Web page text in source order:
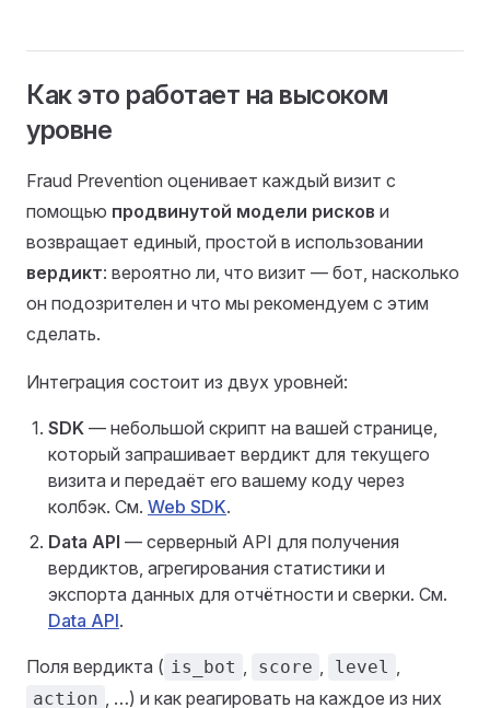
Как это работает на высоком
уровне
Fraud Prevention оценивает каждый визит с
помощью продвинутой модели рисков и
возвращает единый, простой в использовании
вердикт: вероятно ли, что визит — бот, насколько
он подозрителен и что мы рекомендуем с этим
сделать.
Интеграция состоит из двух уровней:
SDK — небольшой скрипт на вашей странице,
который запрашивает вердикт для текущего
визита и передаёт его вашему коду через
колбэк. См. Web SDK.
Data API — серверный API для получения
вердиктов, агрегирования статистики и
экспорта данных для отчётности и сверки. См.
Data API.
Поля вердикта ( is_bot , score , level ,
action , …) и как реагировать на каждое из них